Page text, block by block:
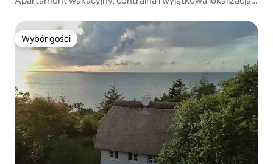
Wybór gości
Wybór gości